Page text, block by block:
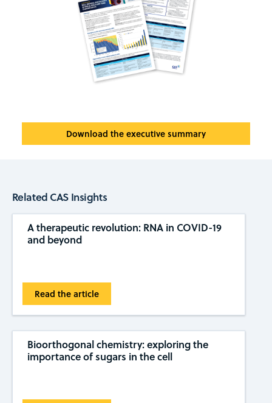
Download the executive summary
Related CAS Insights
A therapeutic revolution: RNA in COVID-19
and beyond
Read the article
Bioorthogonal chemistry: exploring the
importance of sugars in the cell